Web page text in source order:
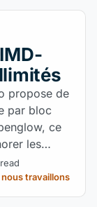
propose de
par bloc
ce
les
travaillons